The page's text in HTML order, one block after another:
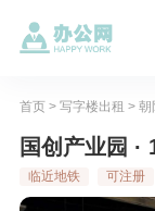
首页> 写字楼出租 > 朝
国创产业园 ·
临近地铁 可注册